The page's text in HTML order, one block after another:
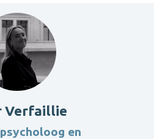
Verfaillie
en